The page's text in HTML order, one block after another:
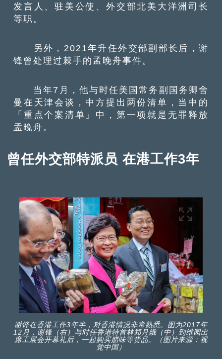
发言人、驻美公使、外交部北美大洋洲司长
等职。
另外，2021年升任外交部副部长后，谢
锋曾处理过棘手的孟晚舟事件。
当年7月，他与时任美国常务副国务卿舍
曼在天津会谈，中方提出两份清单，当中的
「重点个案清单」中，第一项就是无罪释放
孟晚舟。
曾任外交部特派员 在港工作3年
谢锋在香港工作3年半，对香港情况非常熟悉。图为2017年
12月，谢锋（右）与时任香港特首林郑月娥（中）到维园出
席工展会开幕礼后，一起购买腊味等货品。（图片来源：视
觉中国）